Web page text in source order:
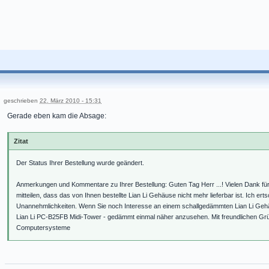
geschrieben 22. März 2010 - 15:31
Gerade eben kam die Absage:
Zitat
Der Status Ihrer Bestellung wurde geändert.
Anmerkungen und Kommentare zu Ihrer Bestellung: Guten Tag Herr ...! Vielen Dank
mitteilen, dass das von Ihnen bestellte Lian Li Gehäuse nicht mehr lieferbar ist. Ich
Unannehmlichkeiten. Wenn Sie noch Interesse an einem schallgedämmten Lian Li
Lian Li PC-B25FB Midi-Tower - gedämmt einmal näher anzusehen. Mit freundlichen
Computersysteme